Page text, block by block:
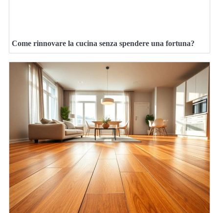
Come rinnovare la cucina senza spendere una fortuna?